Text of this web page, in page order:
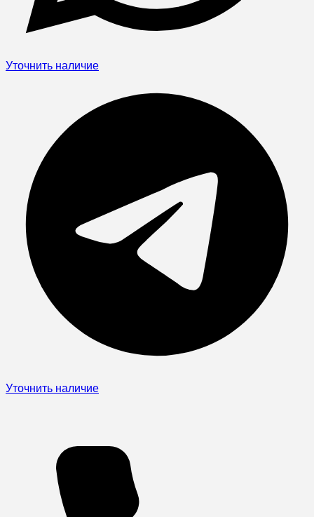
Уточнить наличие
Уточнить наличие